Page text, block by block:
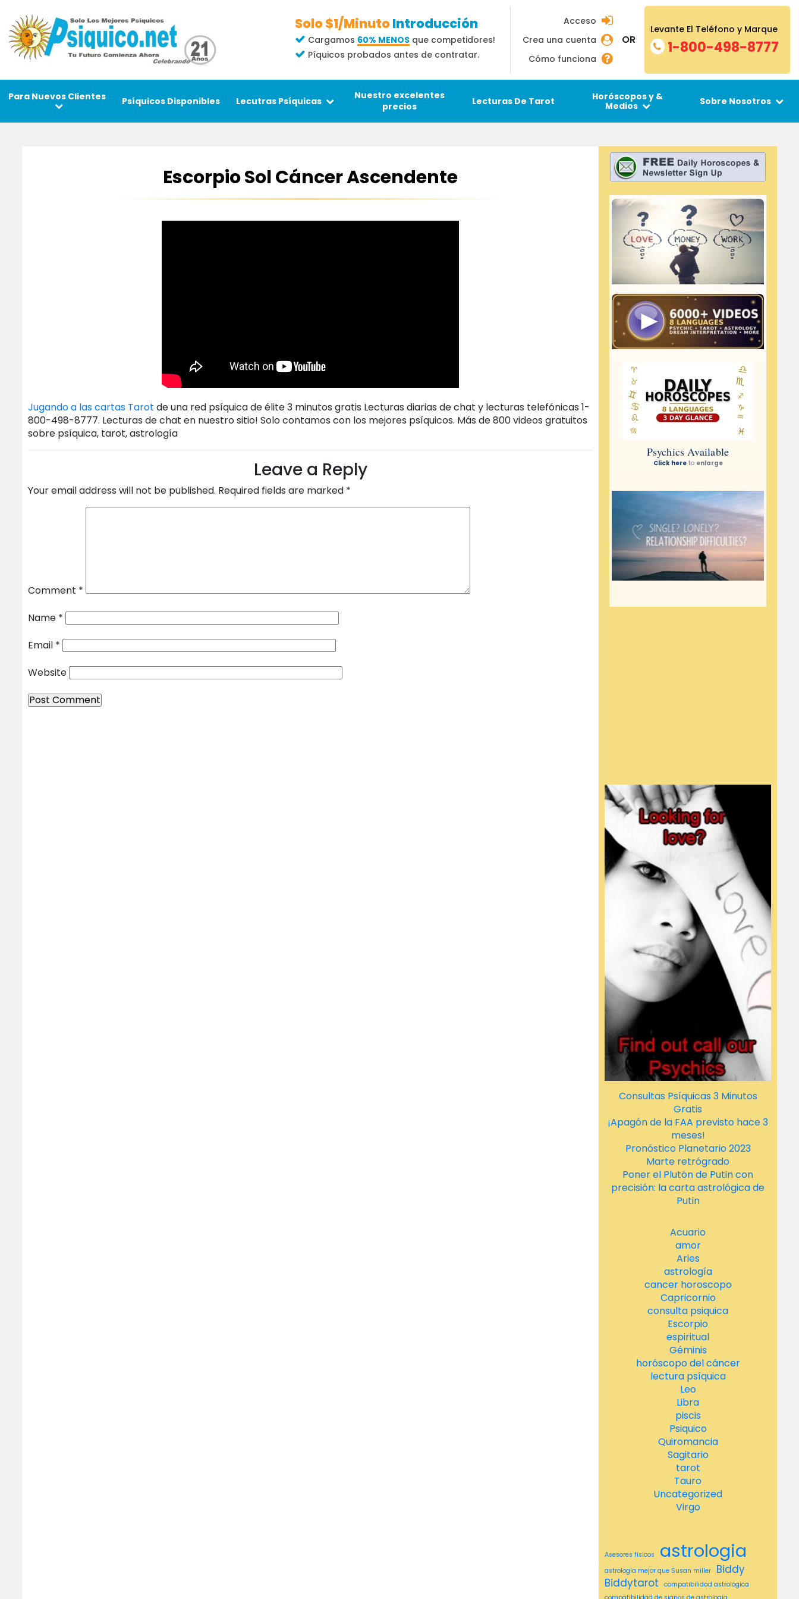
Solo $1/MinutoIntroducción
Cargamos 60% MENOS que competidores!
Píquicos probados antes de contratar.
Acceso
Crea una cuenta
Cómo funciona
OR
Levante El Teléfono y Marque
1-800-498-8777
Para Nuevos Clientes Psíquicos Disponibles Lecutras Psíquicas
Nuestro excelentes
precios
Lecturas De Tarot
Horóscopos y &
Medios
Sobre Nosotros
Escorpio Sol Cáncer Ascendente
Jugando a las cartas Tarot de una red psíquica de élite 3 minutos gratis Lecturas diarias de chat y lecturas telefónicas 1-
800-498-8777. Lecturas de chat en nuestro sitio! Solo contamos con los mejores psíquicos. Más de 800 videos gratuitos
sobre psíquica, tarot, astrología
Leave a Reply
Your email address will not be published. Required fields are marked *
Comment *
Name *
Email *
Website
Consultas Psíquicas 3 Minutos
Gratis
¡Apagón de la FAA previsto hace 3
meses!
Pronóstico Planetario 2023
Marte retrógrado
Poner el Plutón de Putin con
precisión: la carta astrológica de
Putin
Acuario
amor
Aries
astrología
cancer horoscopo
Capricornio
consulta psiquica
Escorpio
espiritual
Géminis
horóscopo del cáncer
lectura psíquica
Leo
Libra
piscis
Psiquico
Quiromancia
Sagitario
tarot
Tauro
Uncategorized
Virgo
Asesores físicos astrologia
astrología mejor que Susan miller
Biddy
Biddytarot
compatibilidad astrológica